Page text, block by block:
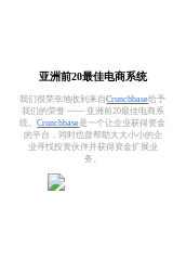
亚洲前20最佳电商系统
我们很荣幸地收到来自Crunchbase给予
我们的荣誉 —— 亚洲前20最佳电商系
统。Crunchbase是一个让企业获得资金
的平台，同时也曾帮助大大小小的企
业寻找投资伙伴并获得资金扩展业
务。